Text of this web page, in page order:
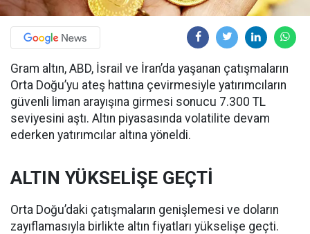
Gram altın, ABD, İsrail ve İran’da yaşanan çatışmaların
Orta Doğu’yu ateş hattına çevirmesiyle yatırımcıların
güvenli liman arayışına girmesi sonucu 7.300 TL
seviyesini aştı. Altın piyasasında volatilite devam
ederken yatırımcılar altına yöneldi.
ALTIN YÜKSELİŞE GEÇTİ
Orta Doğu’daki çatışmaların genişlemesi ve doların
zayıflamasıyla birlikte altın fiyatları yükselişe geçti.